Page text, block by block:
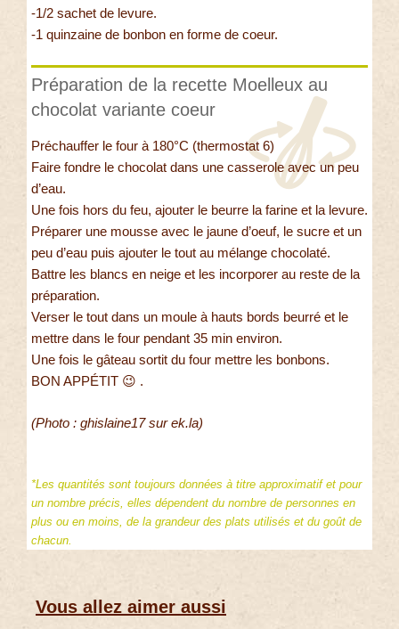
-1/2 sachet de levure.
-1 quinzaine de bonbon en forme de coeur.
Préparation de la recette Moelleux au
chocolat variante coeur
Préchauffer le four à 180°C (thermostat 6)
Faire fondre le chocolat dans une casserole avec un peu
d’eau.
Une fois hors du feu, ajouter le beurre la farine et la levure.
Préparer une mousse avec le jaune d’oeuf, le sucre et un
peu d’eau puis ajouter le tout au mélange chocolaté.
Battre les blancs en neige et les incorporer au reste de la
préparation.
Verser le tout dans un moule à hauts bords beurré et le
mettre dans le four pendant 35 min environ.
Une fois le gâteau sortit du four mettre les bonbons.
BON APPÉTIT 😉 .
(Photo : ghislaine17 sur ek.la)
*Les quantités sont toujours données à titre approximatif et pour
un nombre précis, elles dépendent du nombre de personnes en
plus ou en moins, de la grandeur des plats utilisés et du goût de
chacun.
Vous allez aimer aussi